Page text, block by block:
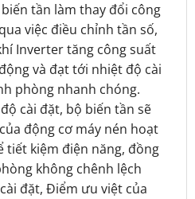
tần làm thay đổi công
việc điều chỉnh tần số,
Inverter tăng công suất
và đạt tới nhiệt độ cài
phòng nhanh chóng.
cài đặt, bộ biến tần sẽ
động cơ máy nén hoạt
tiết kiệm điện năng, đồng
không chênh lệch
đặt, Điểm ưu việt của